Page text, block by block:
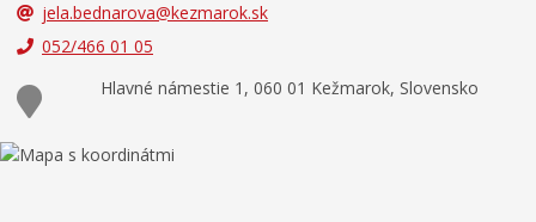
jela.bednarova@kezmarok.sk
052/466 01 05
Hlavné námestie 1, 060 01 Kežmarok, Slovensko